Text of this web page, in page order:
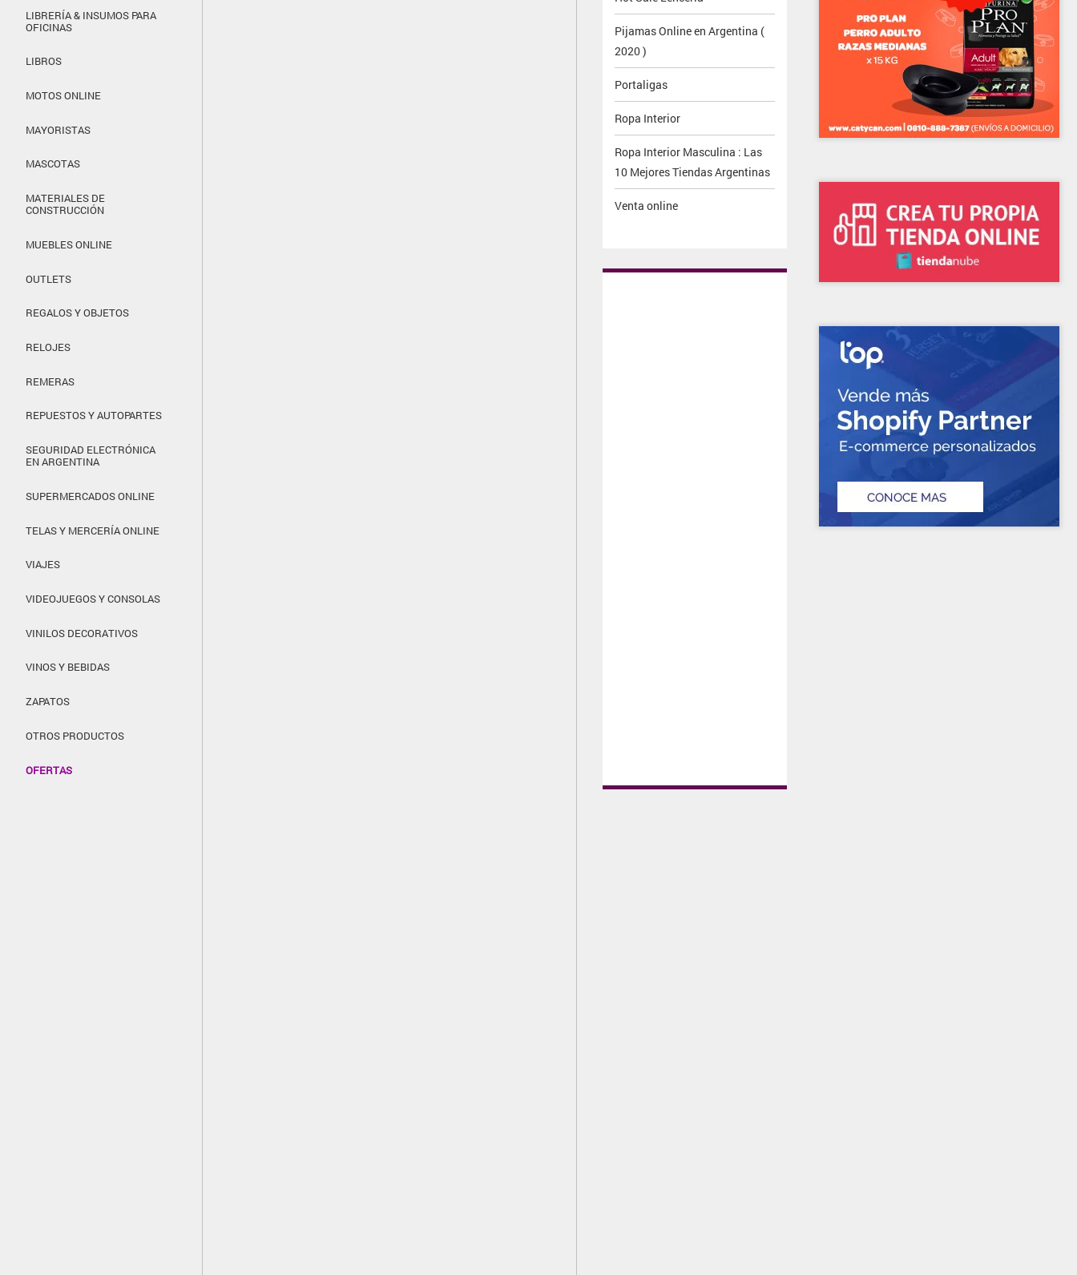
LIBRERÍA & INSUMOS PARA
OFICINAS
LIBROS
MOTOS ONLINE
MAYORISTAS
MASCOTAS
MATERIALES DE
CONSTRUCCIÓN
MUEBLES ONLINE
OUTLETS
REGALOS Y OBJETOS
RELOJES
REMERAS
REPUESTOS Y AUTOPARTES
SEGURIDAD ELECTRÓNICA
EN ARGENTINA
SUPERMERCADOS ONLINE
TELAS Y MERCERÍA ONLINE
VIAJES
VIDEOJUEGOS Y CONSOLAS
VINILOS DECORATIVOS
VINOS Y BEBIDAS
ZAPATOS
OTROS PRODUCTOS
OFERTAS
Pijamas Online en Argentina (
2020 )
Portaligas
Ropa Interior
Ropa Interior Masculina : Las
10 Mejores Tiendas Argentinas
Venta online